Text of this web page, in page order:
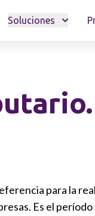
Soluciones
para la
Es el